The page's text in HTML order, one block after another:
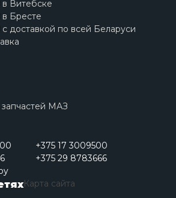
Витебске
Бресте
доставкой по всей Беларуси
МАЗ
+375 17 3009500
+375 29 8783666
Карта сайта